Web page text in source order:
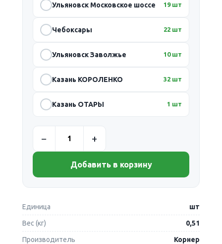
Ульяновск Московское шоссе 19 шт
Чебоксары 22 шт
Ульяновск Заволжье 10 шт
Казань КОРОЛЕНКО 32 шт
Казань ОТАРЫ 1 шт
Добавить в корзину
Единица шт
Вес (кг) 0,51
Производитель Корнер